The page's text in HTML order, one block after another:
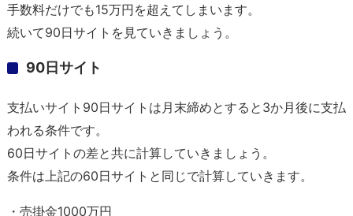
手数料だけでも15万円を超えてしまいます。
続いて90日サイトを見ていきましょう。
90日サイト
支払いサイト90日サイトは月末締めとすると3か月後に支払
われる条件です。
60日サイトの差と共に計算していきましょう。
条件は上記の60日サイトと同じで計算していきます。
・売掛金1000万円